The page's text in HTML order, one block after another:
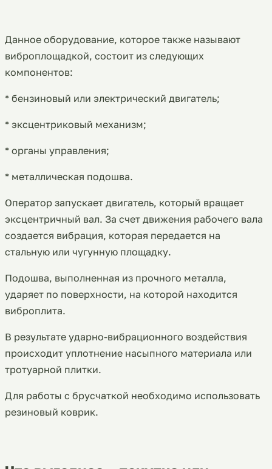
Данное оборудование, которое также называют
виброплощадкой, состоит из следующих
компонентов:
* бензиновый или электрический двигатель;
* эксцентриковый механизм;
* органы управления;
* металлическая подошва.
Оператор запускает двигатель, который вращает
эксцентричный вал. За счет движения рабочего вала
создается вибрация, которая передается на
стальную или чугунную площадку.
Подошва, выполненная из прочного металла,
ударяет по поверхности, на которой находится
виброплита.
В результате ударно-вибрационного воздействия
происходит уплотнение насыпного материала или
тротуарной плитки.
Для работы с брусчаткой необходимо использовать
резиновый коврик.